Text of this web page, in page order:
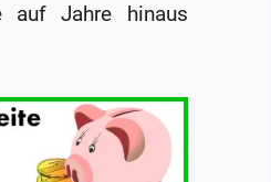
auf Jahre hinaus